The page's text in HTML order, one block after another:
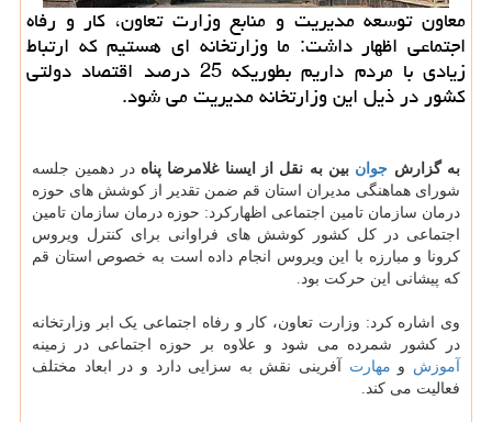
معاون توسعه مدیریت و منابع وزارت تعاون، کار و رفاه
اجتماعی اظهار داشت: ما وزارتخانه ای هستیم که ارتباط
زیادی با مردم داریم بطوریکه 25 درصد اقتصاد دولتی
کشور در ذیل این وزارتخانه مدیریت می شود.
به گزارش جوان بین به نقل از ایسنا غلامرضا پناهدر دهمین جلسه
شورای هماهنگی مدیران استان قم ضمن تقدیر از کوشش های حوزه
درمان سازمان تامین اجتماعی اظهارکرد: حوزه درمان سازمان تامین
اجتماعی در کل کشور کوشش های فراوانی برای کنترل ویروس
کرونا و مبارزه با این ویروس انجام داده است به خصوص استان قم
که پیشانی این حرکت بود.
وی اشاره کرد: وزارت تعاون، کار و رفاه اجتماعی یک ابر وزارتخانه
در کشور شمرده می شود و علاوه بر حوزه اجتماعی در زمینه
آموزش و مهارت آفرینی نقش به سزایی دارد و در ابعاد مختلف
فعالیت می کند.